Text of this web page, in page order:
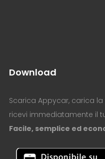
Download
Scarica Appycar, carica
ricevi immediatamente il
Facile, semplice ed